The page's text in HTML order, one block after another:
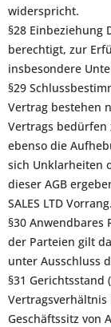
widerspricht.
§28 Einbeziehung
berechtigt, zur
insbesondere
§29
Vertrag bestehen
Vertrags
ebenso die
sich Unklarheiten
dieser AGB
SALES LTD Vorrang.
§30 Anwendbares
der Parteien gilt
unter Ausschluss
§31 Gerichtsstand
Vertragsverhältnis
Geschäftssitz von